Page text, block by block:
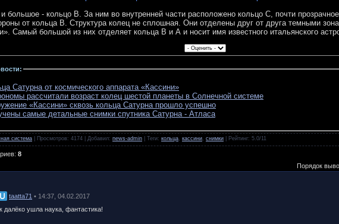
большое - кольцо В. За ним во внутренней части расположено кольцо С, почти
от кольца В. Структура колец не сплошная. Они отделены друг от друга темными
Самый большой из них отделяет кольца В и А и носит имя известного итальянского
:
Сатурна от космического аппарата «Кассини»
рассчитали возраст колец шестой планеты в Солнечной системе
«Кассини» сквозь кольца Сатурна прошло успешно
самые детальные снимки спутника Сатурна - Атласа
система Просмотров: 4174 | Добавил: news-admin Теги: кольца, кассини, снимки Рейтинг: 5.0/11
: 8
Порядок
taatta71 • 14:37, 04.02.2017
далёко ушла наука, фантастика!